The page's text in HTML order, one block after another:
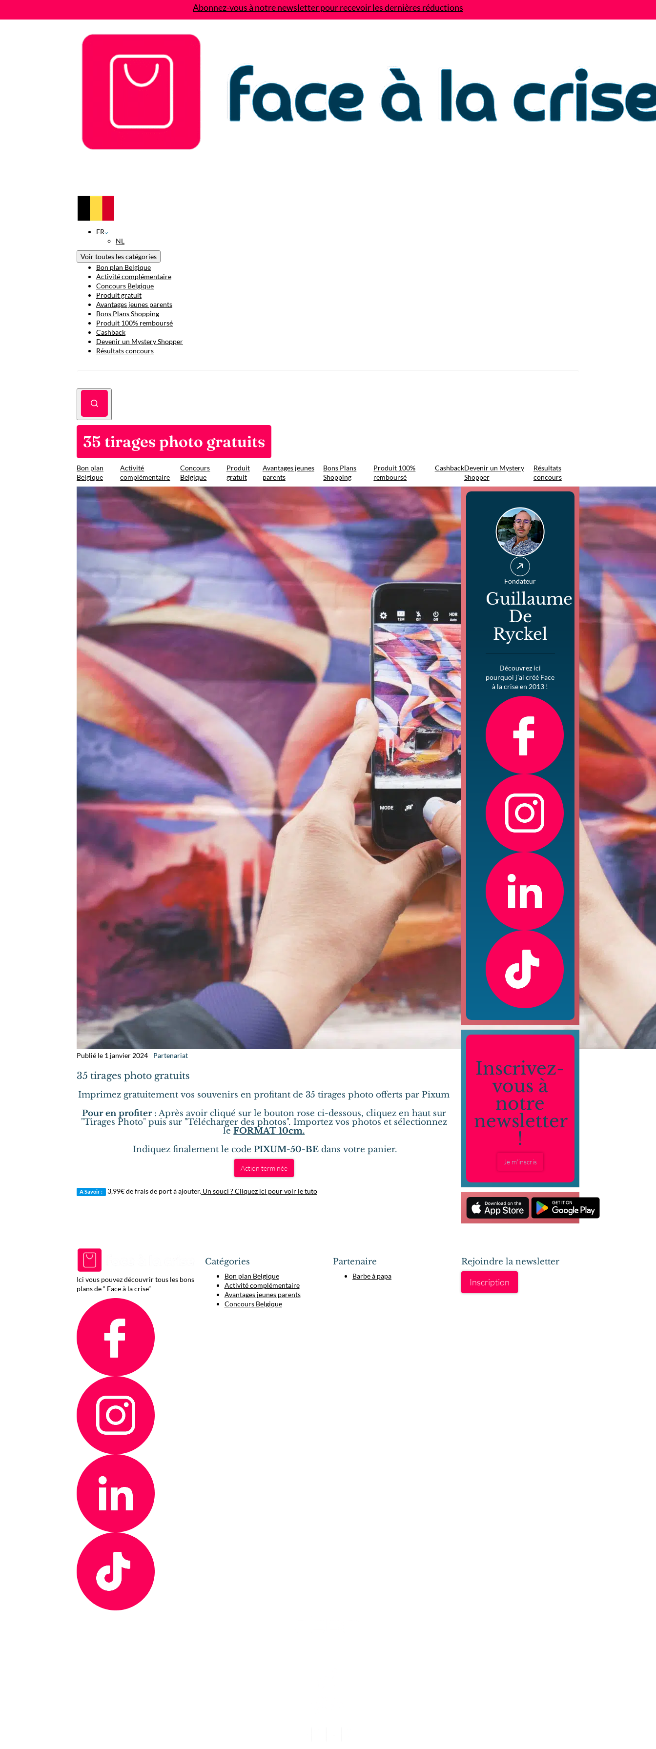
Abonnez-vous à notre newsletter pour recevoir les dernières réductions
FR
NL
Voir toutes les catégories
Bon plan Belgique
Activité complémentaire
Concours Belgique
Produit gratuit
Avantages jeunes parents
Bons Plans Shopping
Produit 100% remboursé
Cashback
Devenir un Mystery Shopper
Résultats concours
35 tirages photo gratuits
Bon plan
Belgique
Activité
complémentaire
Concours
Belgique
Produit
gratuit
Avantages jeunes
parents
Bons Plans
Shopping
Produit 100%
remboursé
CashbackDevenir un Mystery
Shopper
Résultats
concours
Publié le 1 janvier 2024 Partenariat
35 tirages photo gratuits
Imprimez gratuitement vos souvenirs en profitant de 35 tirages photo offerts par Pixum
Pour en profiter: Après avoir cliqué sur le bouton rose ci-dessous, cliquez en haut sur
"Tirages Photo" puis sur "Télécharger des photos". Importez vos photos et sélectionnez
leFORMAT 10cm.
Indiquez finalement le codePIXUM-50-BE dans votre panier.
Action terminée
A Savoir : 3,99€ de frais de port à ajouter.Un souci ? Cliquez ici pour voir le tuto
Fondateur
Guillaume
De
Ryckel
Découvrez ici
pourquoi j’ai créé Face
à la crise en 2013 !
Inscrivez-
vous à
notre
newsletter
!
Je m'inscris
Ici vous pouvez découvrir tous les bons
plans de “ Face à la crise”
Catégories
Bon plan Belgique
Activité complémentaire
Avantages jeunes parents
Concours Belgique
Partenaire
Barbe à papa
Rejoindre la newsletter
Inscription